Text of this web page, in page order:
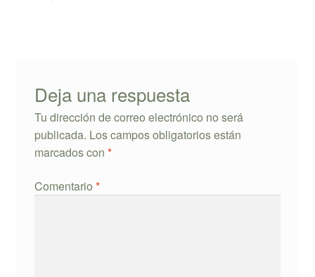
Deja una respuesta
Tu dirección de correo electrónico no será
publicada. Los campos obligatorios están
marcados con *
Comentario *